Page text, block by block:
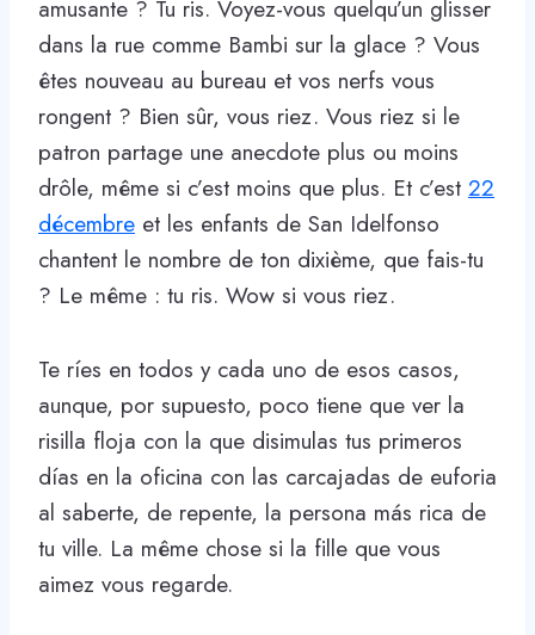
amusante ? Tu ris. Voyez-vous quelqu’un glisser
dans la rue comme Bambi sur la glace ? Vous
êtes nouveau au bureau et vos nerfs vous
rongent ? Bien sûr, vous riez. Vous riez si le
patron partage une anecdote plus ou moins
drôle, même si c’est moins que plus. Et c’est 22
décembre et les enfants de San Idelfonso
chantent le nombre de ton dixième, que fais-tu
? Le même : tu ris. Wow si vous riez.
Te ríes en todos y cada uno de esos casos,
aunque, por supuesto, poco tiene que ver la
risilla floja con la que disimulas tus primeros
días en la oficina con las carcajadas de euforia
al saberte, de repente, la persona más rica de
tu ville. La même chose si la fille que vous
aimez vous regarde.